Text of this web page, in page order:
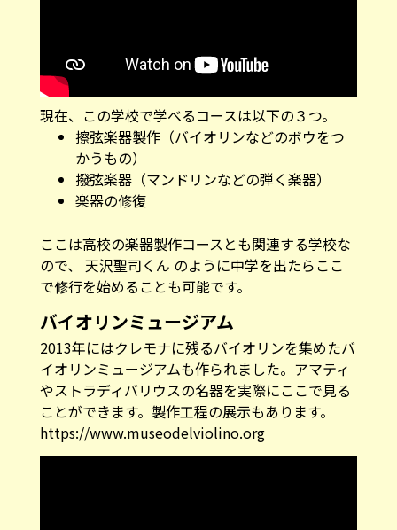
現在、この学校で学べるコースは以下の３つ。
擦弦楽器製作（バイオリンなどのボウをつ
かうもの）
撥弦楽器（マンドリンなどの弾く楽器）
楽器の修復
ここは高校の楽器製作コースとも関連する学校な
ので、 天沢聖司くん のように中学を出たらここ
で修行を始めることも可能です。
バイオリンミュージアム
2013年にはクレモナに残るバイオリンを集めたバ
イオリンミュージアムも作られました。アマティ
やストラディバリウスの名器を実際にここで見る
ことができます。製作工程の展示もあります。
https://www.museodelviolino.org